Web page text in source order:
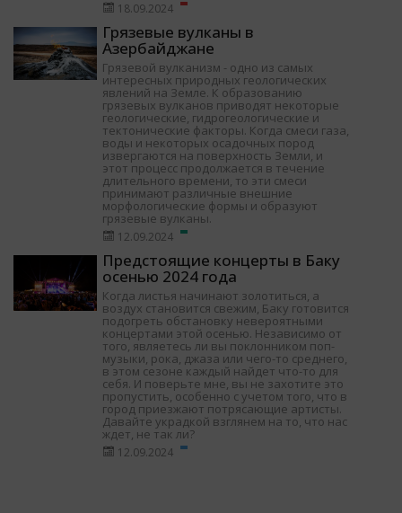
18.09.2024
Грязевые вулканы в
Азербайджане
Грязевой вулканизм - одно из самых
интересных природных геологических
явлений на Земле. К образованию
грязевых вулканов приводят некоторые
геологические, гидрогеологические и
тектонические факторы. Когда смеси газа,
воды и некоторых осадочных пород
извергаются на поверхность Земли, и
этот процесс продолжается в течение
длительного времени, то эти смеси
принимают различные внешние
морфологические формы и образуют
грязевые вулканы.
12.09.2024
Предстоящие концерты в Баку
осенью 2024 года
Когда листья начинают золотиться, а
воздух становится свежим, Баку готовится
подогреть обстановку невероятными
концертами этой осенью. Независимо от
того, являетесь ли вы поклонником поп-
музыки, рока, джаза или чего-то среднего,
в этом сезоне каждый найдет что-то для
себя. И поверьте мне, вы не захотите это
пропустить, особенно с учетом того, что в
город приезжают потрясающие артисты.
Давайте украдкой взглянем на то, что нас
ждет, не так ли?
12.09.2024